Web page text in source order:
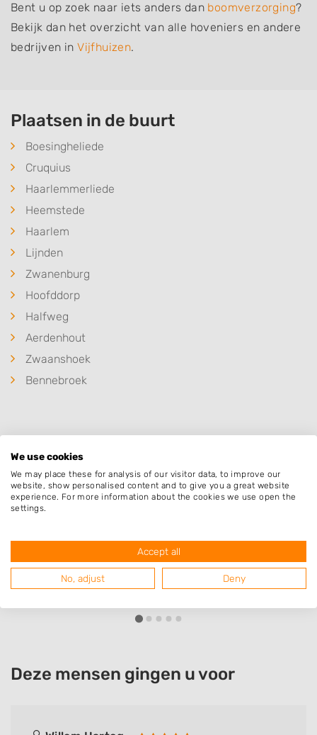
Bent u op zoek naar iets anders dan boomverzorging?
Bekijk dan het overzicht van alle hoveniers en andere
bedrijven inVijfhuizen.
Plaatsen in de buurt
Boesingheliede
Cruquius
Haarlemmerliede
Heemstede
Haarlem
Lijnden
Zwanenburg
Hoofddorp
Halfweg
Aerdenhout
Zwaanshoek
Bennebroek
Populaire hoveniers
2131LN Hoofddorp
Deze mensen gingen u voor
We use cookies
We may place these for analysis of our visitor data, to improve our
website, show personalised content and to give you a great website
experience. For more information about the cookies we use open the
settings.
Accept all
No, adjust Deny